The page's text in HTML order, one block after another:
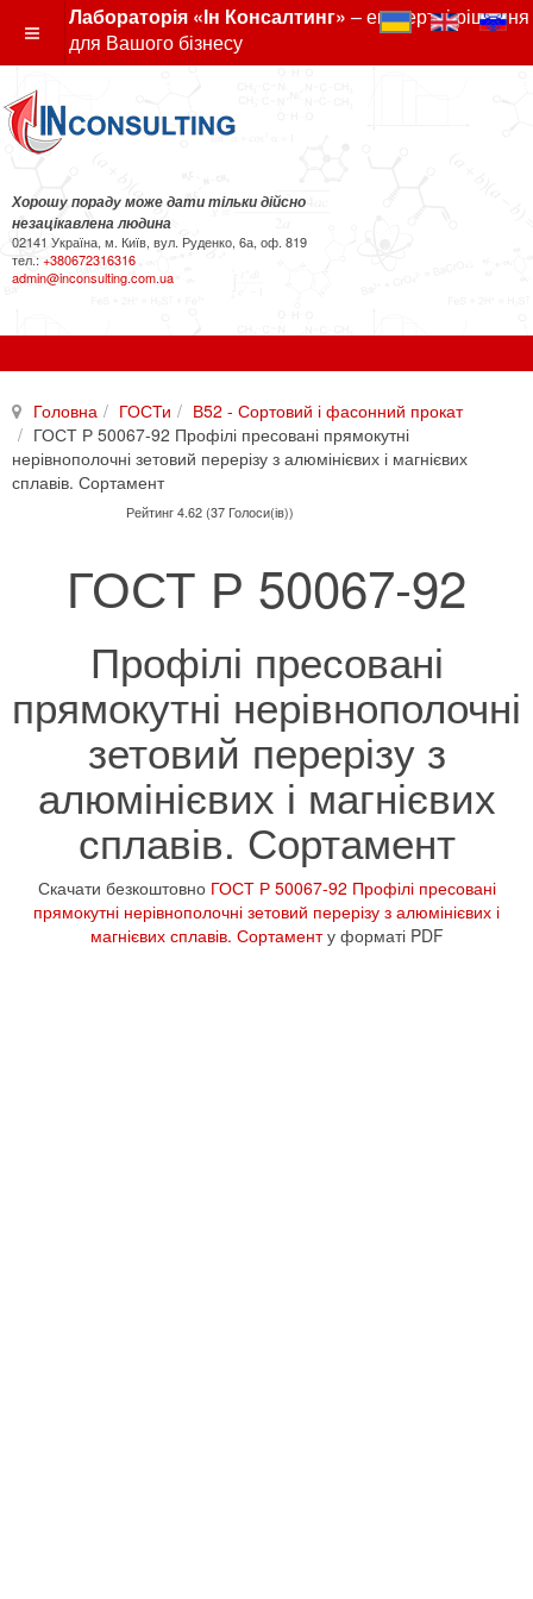
Лабораторія «Ін Консалтинг» – експертні рішення
для Вашого бізнесу
Хорошу пораду може дати тільки дійсно
незацікавлена людина
02141 Україна, м. Київ, вул. Руденко, 6а, оф. 819
тел.: +380672316316
admin@inconsulting.com.ua
Головна ГОСТи
В52 - Сортовий і фасонний прокат
ГОСТ Р 50067-92 Профілі пресовані прямокутні
нерівнополочні зетовий перерізу з алюмінієвих і магнієвих
сплавів. Сортамент
Рейтинг 4.62 (37 Голоси(ів))
ГОСТ Р 50067-92
Профілі пресовані
прямокутні нерівнополочні
зетовий перерізу з
алюмінієвих і магнієвих
сплавів. Сортамент
Скачати безкоштовно ГОСТ Р 50067-92 Профілі пресовані
прямокутні нерівнополочні зетовий перерізу з алюмінієвих і
магнієвих сплавів. Сортаменту форматі PDF